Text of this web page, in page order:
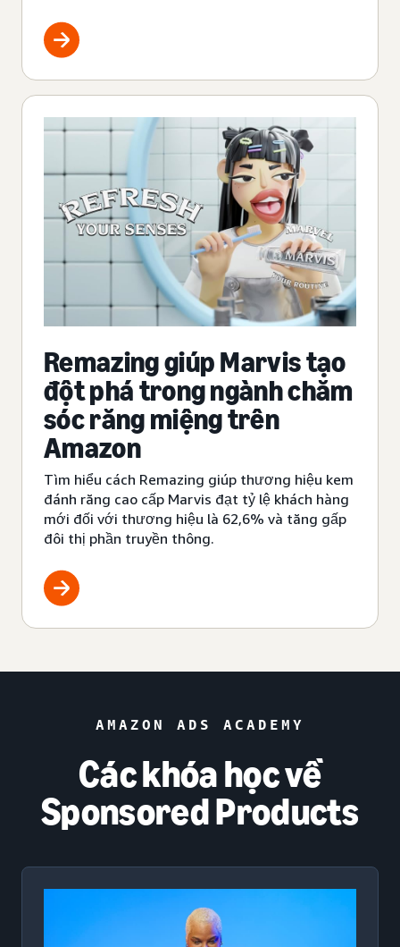
Remazing giúp Marvis tạo
đột phá trong ngành chăm
sóc răng miệng trên
Amazon
Tìm hiểu cách Remazing giúp thương hiệu kem
đánh răng cao cấp Marvis đạt tỷ lệ khách hàng
mới đối với thương hiệu là 62,6% và tăng gấp
đôi thị phần truyền thông.
AMAZON ADS ACADEMY
Các khóa học về
Sponsored Products